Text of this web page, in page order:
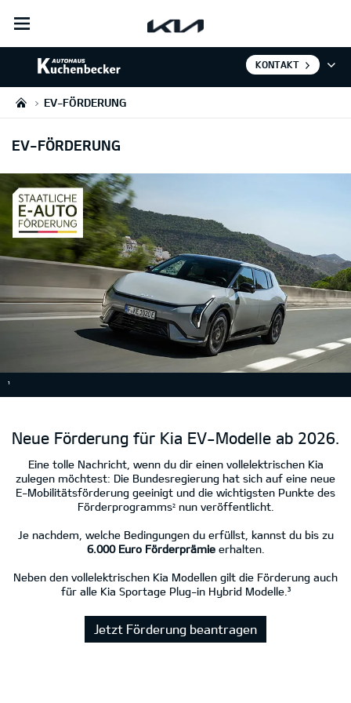
open
menu
KONTAKT
EV-FÖRDERUNG
EV-FÖRDERUNG
Neue Förderung für Kia EV-Modelle ab 2026.
Eine tolle Nachricht, wenn du dir einen vollelektrischen Kia
zulegen möchtest: Die Bundesregierung hat sich auf eine neue
E-Mobilitätsförderung geeinigt und die wichtigsten Punkte des
Förderprogramms2nun veröffentlicht.
Je nachdem, welche Bedingungen du erfüllst, kannst du bis zu
6.000 Euro Förderprämieerhalten.
Neben den vollelektrischen Kia Modellen gilt die Förderung auch
für alle Kia Sportage Plug-in Hybrid Modelle.³
Jetzt Förderung beantragen